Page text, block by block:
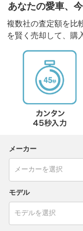
あなたの愛車、
複数社の査定額を比
を賢く売却して、購
メーカー
モデル